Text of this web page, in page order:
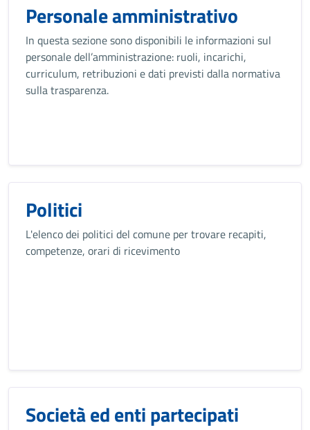
Personale amministrativo
In questa sezione sono disponibili le informazioni sul
personale dell’amministrazione: ruoli, incarichi,
curriculum, retribuzioni e dati previsti dalla normativa
sulla trasparenza.
Politici
L'elenco dei politici del comune per trovare recapiti,
competenze, orari di ricevimento
Società ed enti partecipati